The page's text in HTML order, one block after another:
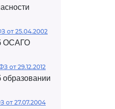
от 25.04.2002
ОСАГО
от 29.12.2012
образовании
от 27.07.2004